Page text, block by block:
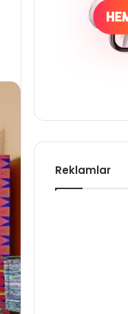
Reklamlar